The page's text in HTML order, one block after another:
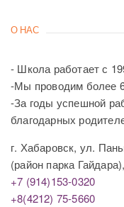
О НАС
- Школа работает с
-Мы проводим более 6
-За годы успешной
благодарных
г. Хабаровск, ул.
(район парка Гайдара),
+7 (914)153-0320
+8(4212) 75-5660